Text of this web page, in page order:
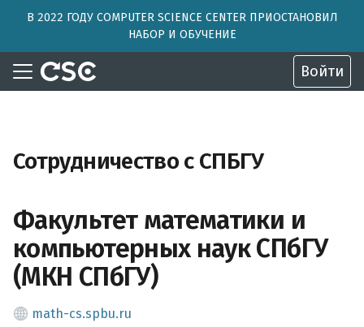
В 2022 ГОДУ COMPUTER SCIENCE CENTER ПРИОСТАНОВИЛ
НАБОР И ОБУЧЕНИЕ
Войти
Сотрудничество с СПБГУ
Факультет математики и
компьютерных наук СПбГУ
(МКН СПбГУ)
math-cs.spbu.ru